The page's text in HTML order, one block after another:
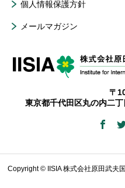
個人情報保護方針
メールマガジン
〒
東京都千代田区丸の内二
Copyright © IISIA 株式会社原田武夫